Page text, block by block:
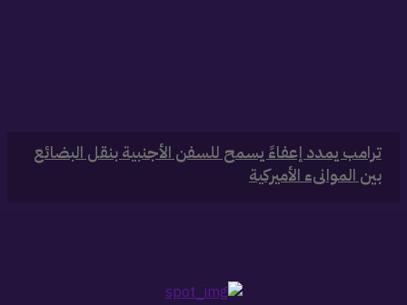
‏ترامب يمدد إعفاءً يسمح للسفن الأجنبية بنقل البضائع
بين الموانىء الأميركية